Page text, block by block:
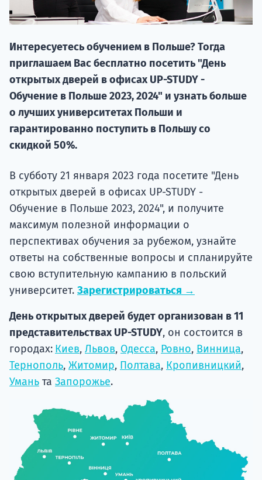
Интересуетесь обучением в Польше? Тогда
приглашаем Вас бесплатно посетить "День
открытых дверей в офисах UP-STUDY -
Обучение в Польше 2023, 2024" и узнать больше
о лучших университетах Польши и
гарантированно поступить в Польшу со
скидкой 50%.
В субботу 21 января 2023 года посетите "День
открытых дверей в офисах UP-STUDY -
Обучение в Польше 2023, 2024", и получите
максимум полезной информации о
перспективах обучения за рубежом, узнайте
ответы на собственные вопросы и спланируйте
свою вступительную кампанию в польский
университет. Зарегистрироваться →
День открытых дверей будет организован в 11
представительствах UP-STUDY, он состоится в
городах: Киев, Львов, Одесса, Ровно, Винница,
Тернополь, Житомир, Полтава, Кропивницкий,
Умань та Запорожье.